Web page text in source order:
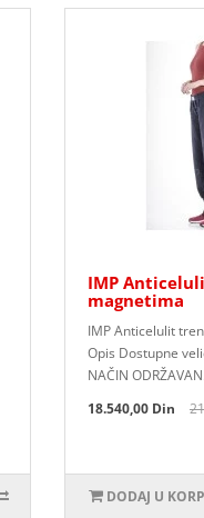
IMP
magnetima
IMP Anticelulit
Opis Dostupne
NAČIN
18.540,00 Din
DODAJ U